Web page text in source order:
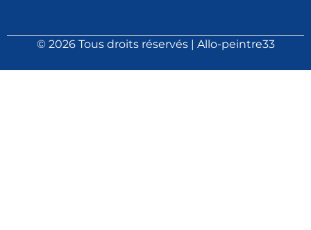
© 2026 Tous droits réservés | Allo-peintre33